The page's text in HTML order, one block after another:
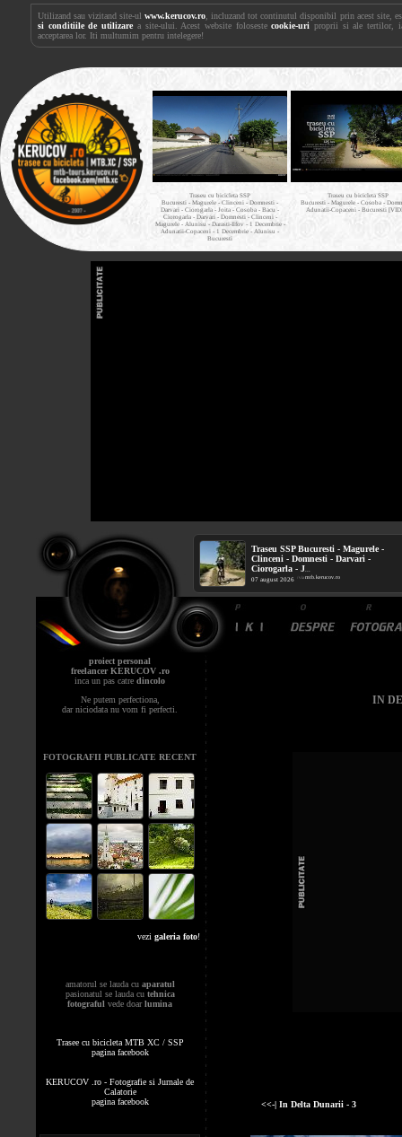
Utilizand sau vizitand site-ulwww.kerucov.ro , incluzand tot continutul disponibil prin acest site,
si conditiile de utilizare a site-ului. Acest website folosestecookie-uri proprii si ale tertilor,
acceptarea lor. Iti multumim pentru intelegere!
Traseu cu bicicleta SSP
Bucuresti - Magurele - Clinceni - Domnesti -
Darvari - Ciorogarla - Joita - Cosoba - Bacu -
Ciorogarla - Darvari - Domnesti - Clinceni -
Magurele - Alunisu - Darasti-Ilfov - 1 Decembrie -
Adunatii-Copaceni - 1 Decembrie - Alunisu -
Bucuresti
Traseu cu bicicleta SSP
Bucuresti - Magurele - Cosoba -
Adunatii-Copaceni - Bucuresti
Traseu SSP Bucuresti - Magurele -
Clinceni - Domnesti - Darvari -
Ciorogarla - J...
07 august 2026 / via mtb.kerucov.ro
proiect personal
freelancer KERUCOV .ro
inca un pas catre dincolo
Ne putem perfectiona,
dar niciodata nu vom fi perfecti.
FOTOGRAFII PUBLICATE RECENT
vezi galeria foto!
amatorul se lauda cu aparatul
pasionatul se lauda cu tehnica
fotograful vede doarlumina
Trasee cu bicicleta MTB XC / SSP
pagina facebook
KERUCOV .ro - Fotografie si Jurnale de
Calatorie
pagina facebook
IN
<<-| In Delta Dunarii - 3